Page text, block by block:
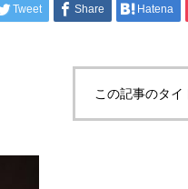
Tweet Share Hatena
この記事のタ